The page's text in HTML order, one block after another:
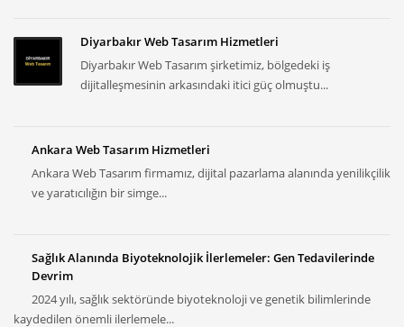
Diyarbakır Web Tasarım Hizmetleri
Diyarbakır Web Tasarım şirketimiz, bölgedeki iş
dijitalleşmesinin arkasındaki itici güç olmuştu...
Ankara Web Tasarım Hizmetleri
Ankara Web Tasarım firmamız, dijital pazarlama alanında yenilikçilik
ve yaratıcılığın bir simge...
Sağlık Alanında Biyoteknolojik İlerlemeler: Gen Tedavilerinde
Devrim
2024 yılı, sağlık sektöründe biyoteknoloji ve genetik bilimlerinde
kaydedilen önemli ilerlemele...